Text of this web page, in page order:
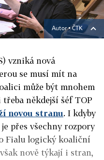
Autor ▪ČTK
vzniká nová
se musí mít na
může být mnohem
někdejší šéf TOP
novou stranu. I kdyby
přes všechny rozpory
Fialu logický koaliční
nově týkají i stran,